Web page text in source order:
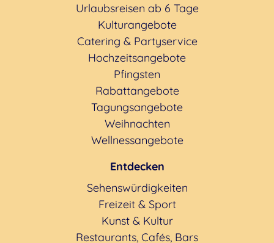
Urlaubsreisen ab 6 Tage
Kulturangebote
Catering & Partyservice
Hochzeitsangebote
Pfingsten
Rabattangebote
Tagungsangebote
Weihnachten
Wellnessangebote
Entdecken
Sehenswürdigkeiten
Freizeit & Sport
Kunst & Kultur
Restaurants, Cafés, Bars